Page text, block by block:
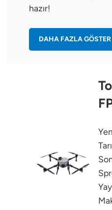
hazır!
DAHA FAZLA GÖSTER